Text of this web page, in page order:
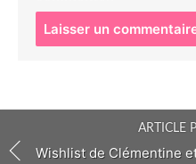
ARTICLE
Wishlist de Clémentine